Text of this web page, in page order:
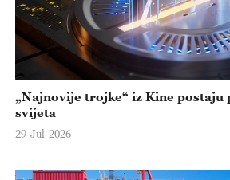
„Najnovije trojke“ iz Kine postaju
svijeta
29-Jul-2026